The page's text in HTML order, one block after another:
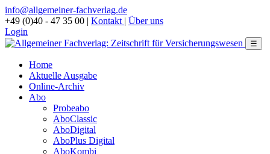
info@allgemeiner-fachverlag.de
+49 (0)40 - 47 35 00 | Kontakt | Über uns
Login
☰
Home
Aktuelle Ausgabe
Online-Archiv
Abo
Probeabo
AboClassic
AboDigital
AboPlus Digital
AboKombi